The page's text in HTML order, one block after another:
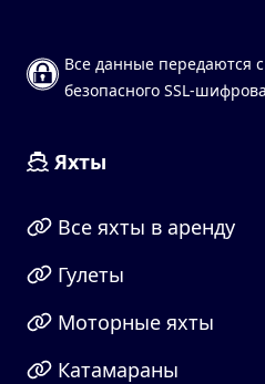
Все данные передаются
безопасного SSL-
Яхты
Все яхты в аренду
Гулеты
Моторные яхты
Катамараны